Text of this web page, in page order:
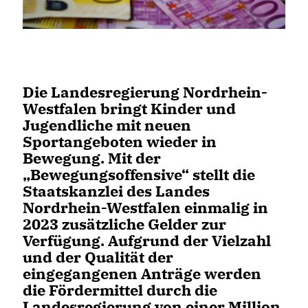
Die Landesregierung Nordrhein-
Westfalen bringt Kinder und
Jugendliche mit neuen
Sportangeboten wieder in
Bewegung. Mit der
Bewegungsoffensive“ stellt die
Staatskanzlei des Landes
Nordrhein-Westfalen einmalig in
2023 zusätzliche Gelder zur
Verfügung. Aufgrund der Vielzahl
und der Qualität der
eingegangenen Anträge werden
die Fördermittel durch die